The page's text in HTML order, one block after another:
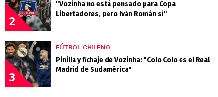
2
"Vozinha no está pensado para Copa
Libertadores, pero Iván Román sí"
3
FÚTBOL CHILENO
Pinilla y fichaje de Vozinha: "Colo Colo es el Real
Madrid de Sudamérica"